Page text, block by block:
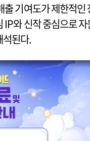
출 기여도가 제한적인
IP와 신작 중심으로 자
석된다.